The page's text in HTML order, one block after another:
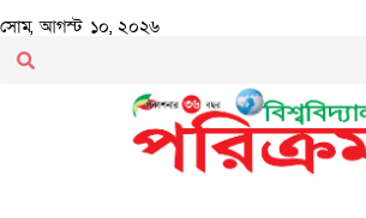
সোম, আগস্ট ১০, ২০২৬